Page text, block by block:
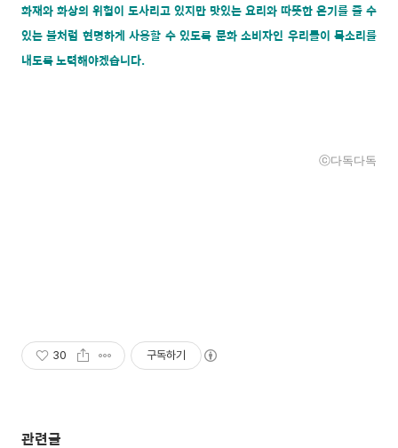
화재와 화상의 위험이 도사리고 있지만 맛있는 요리와 따뜻한 온기를 줄 수
있는 불처럼 현명하게 사용할 수 있도록 문화 소비자인 우리들이 목소리를
내도록 노력해야겠습니다.
ⓒ다독다독
30 구독하기
관련글